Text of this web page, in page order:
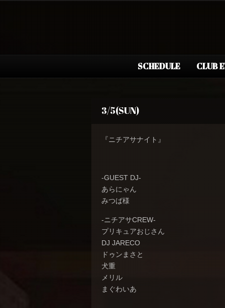
SCHEDULE CLUB
3/5(SUN)
『ニチアサナイト』
-GUEST DJ-
あらにゃん
みつば様
-ニチアサCREW-
プリキュアおじさん
DJ JARECO
ドゥンまさと
犬重
メリル
まぐわいあ